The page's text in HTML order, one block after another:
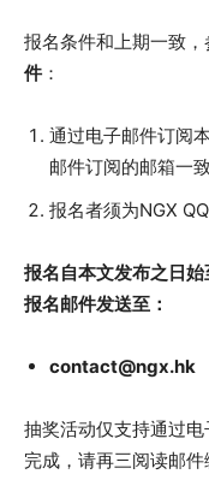
报名条件和上期一致
件：
通过电子邮件订阅
邮件订阅的邮箱一致
报名者须为NGX QQ
报名自本文发布之日
报名邮件发送至：
contact@ngx.hk
抽奖活动仅支持通过
完成，请再三阅读邮件